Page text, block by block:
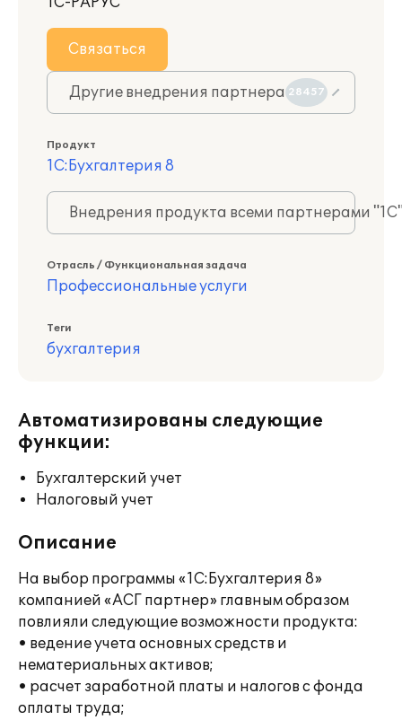
Связаться
Другие внедрения партнера 28457
Продукт
1С:Бухгалтерия 8
Внедрения продукта всеми партнерами
Отрасль / Функциональная задача
Профессиональные услуги
Теги
бухгалтерия
Автоматизированы следующие
функции:
Бухгалтерский учет
Налоговый учет
Описание
На выбор программы «1С:Бухгалтерия 8»
компанией «АСГ партнер» главным образом
повлияли следующие возможности продукта:
• ведение учета основных средств и
нематериальных активов;
• расчет заработной платы и налогов с фонда
оплаты труда;